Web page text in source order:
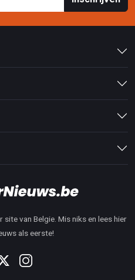
van Belgie. Mis niks en lees hier
als eerste!